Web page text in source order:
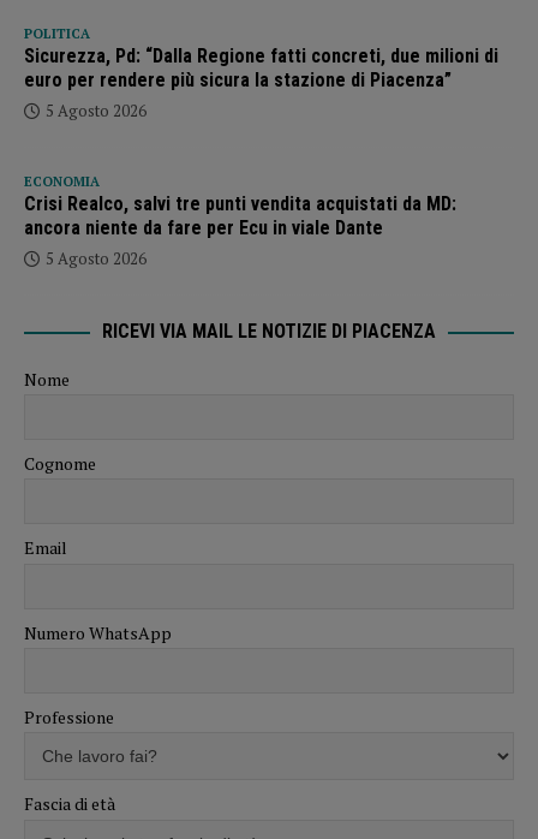
POLITICA
Sicurezza, Pd: “Dalla Regione fatti concreti, due milioni di
euro per rendere più sicura la stazione di Piacenza”
5 Agosto 2026
ECONOMIA
Crisi Realco, salvi tre punti vendita acquistati da MD:
ancora niente da fare per Ecu in viale Dante
5 Agosto 2026
RICEVI VIA MAIL LE NOTIZIE DI PIACENZA
Nome
Cognome
Email
Numero WhatsApp
Professione
Fascia di età